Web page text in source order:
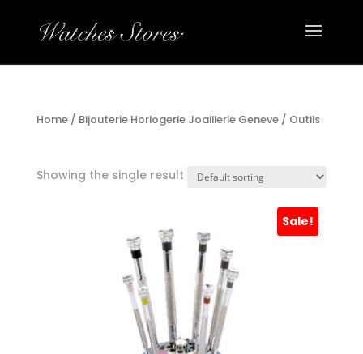
Home/ Bijouterie Horlogerie Joaillerie Geneve/ Outils
Showing the single result
Sale!